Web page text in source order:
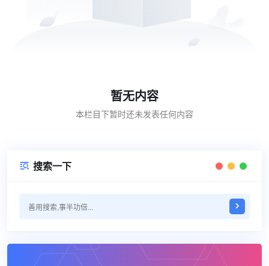
暂无内容
本栏目下暂时还未发表任何内容
 搜索一下